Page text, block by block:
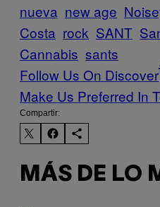
nueva new age
Costa rock SANT
Cannabis sants
Follow Us On Discover
Make Us Preferred In
Compartir:
MÁS DE LO